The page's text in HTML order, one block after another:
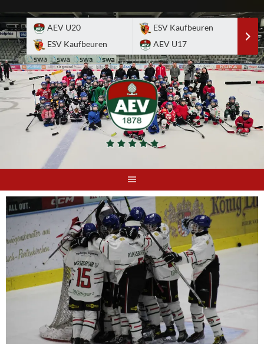
to
content
AEV U20
ESV Kaufbeuren
ESV Kaufbeuren
AEV U17